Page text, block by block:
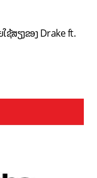
ຊ້ສຽງຂອງ Drake ft.